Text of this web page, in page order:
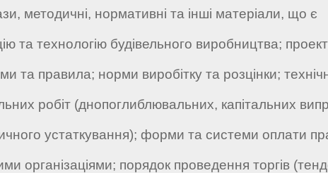
методичні, нормативні та інші матеріали, що є
та технологію будівельного виробництва;
та правила; норми виробітку та розцінки;
робіт (днопоглиблювальних, капітальних
устаткування); форми та системи оплати
організаціями; порядок проведення торгів